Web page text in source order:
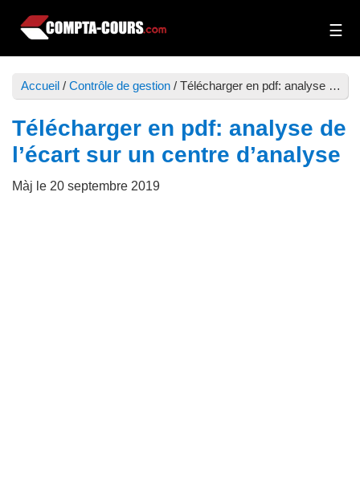
Passer
contenu
principal
Passer
la
barre
latérale
principale
Cours
exercices
de
comptabilité
Accueil / Contrôle de gestion / Télécharger en pdf: analyse de l’écart sur un centre d’analyse
Télécharger en pdf: analyse de
l’écart sur un centre d’analyse
Màj le 20 septembre 2019